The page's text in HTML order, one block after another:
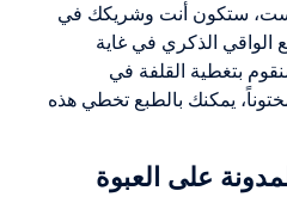
ستكون أنت وشريكك في
الذكري في غاية
بتغطية القلفة في
مختوناً، يمكنك بالطبع تخطي هذه